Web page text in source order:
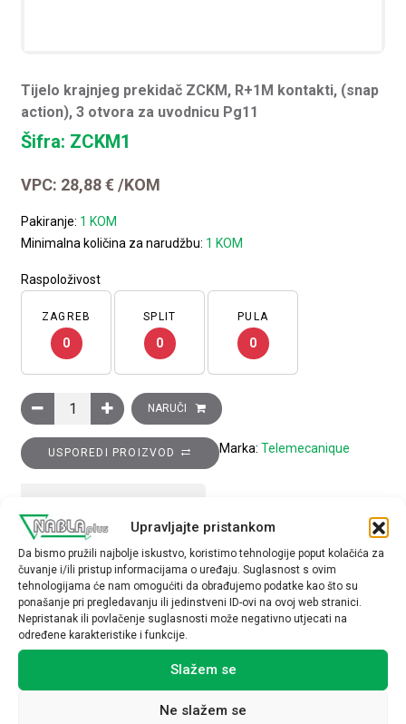
Upravljajte pristankom
Da bismo pružili najbolje iskustvo, koristimo tehnologije poput kolačića za
čuvanje i/ili pristup informacijama o uređaju. Suglasnost s ovim
tehnologijama će nam omogućiti da obrađujemo podatke kao što su
ponašanje pri pregledavanju ili jedinstveni ID-ovi na ovoj web stranici.
Nepristanak ili povlačenje suglasnosti može negativno utjecati na
određene karakteristike i funkcije.
Slažem se
Ne slažem se
Tijelo krajnjeg prekidač ZCKM, R+1M kontakti, (snap
action), 3 otvora za uvodnicu Pg11
Šifra: ZCKM1
VPC: 28,88€ /KOM
Pakiranje: 1 KOM
Minimalna količina za narudžbu: 1 KOM
Raspoloživost
ZAGREB
0
SPLIT
0
PULA
0
Tijelo krajnjeg prekidač ZCKM, R+1M kontakti, (snap action),
NARUČI
USPOREDI PROIZVOD Marka: Telemecanique
Povezani proizvodi